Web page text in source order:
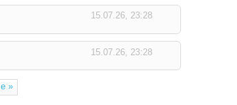
15.07.26, 23:28
15.07.26, 23:28
»